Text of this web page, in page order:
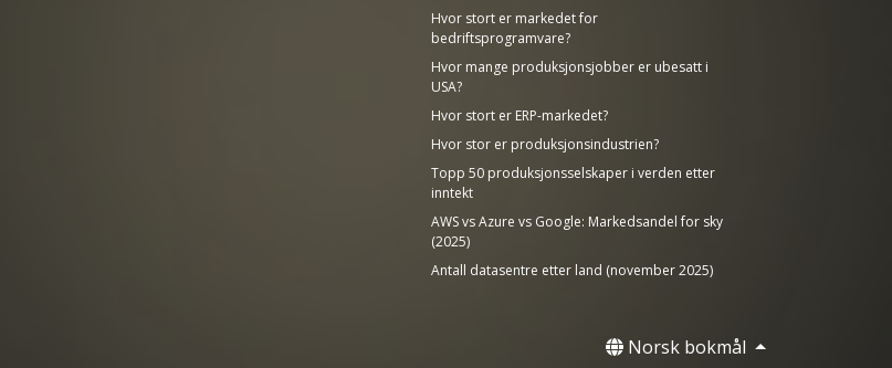
Hvor stort er markedet for
bedriftsprogramvare?
Hvor mange produksjonsjobber er ubesatt i
USA?
Hvor stort er ERP-markedet?
Hvor stor er produksjonsindustrien?
Topp 50 produksjonsselskaper i verden etter
inntekt
AWS vs Azure vs Google: Markedsandel for sky
(2025)
Antall datasentre etter land (november 2025)
Norsk bokmål